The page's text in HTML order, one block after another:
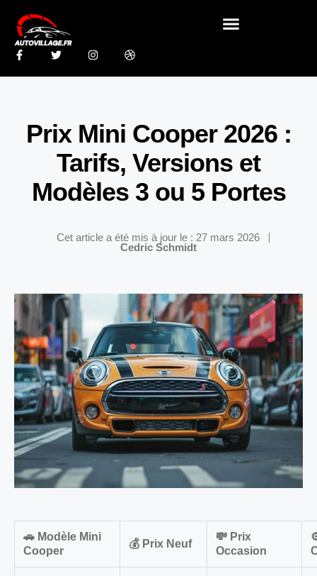
Prix Mini Cooper 2026 :
Tarifs, Versions et
Modèles 3 ou 5 Portes
Cet article a été mis à jour le : 27 mars 2026
Cedric Schmidt
🚗 Modèle Mini
Cooper
💰 Prix Neuf
💸 Prix
Occasion